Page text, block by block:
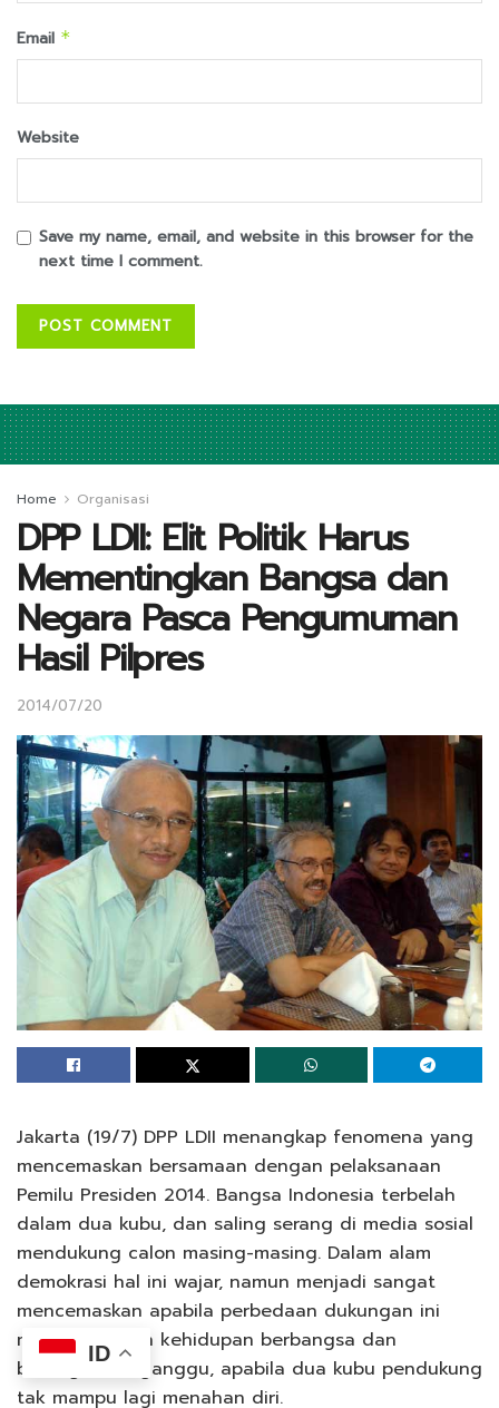
Email *
Website
Save my name, email, and website in this browser for the
next time I comment.
Home Organisasi
DPP LDII: Elit Politik Harus
Mementingkan Bangsa dan
Negara Pasca Pengumuman
Hasil Pilpres
2014/07/20
Jakarta (19/7) DPP LDII menangkap fenomena yang
mencemaskan bersamaan dengan pelaksanaan
Pemilu Presiden 2014. Bangsa Indonesia terbelah
dalam dua kubu, dan saling serang di media sosial
mendukung calon masing-masing. Dalam alam
demokrasi hal ini wajar, namun menjadi sangat
mencemaskan apabila perbedaan dukungan ini
mengakibatkan kehidupan berbangsa dan
bernegara terganggu, apabila dua kubu pendukung
tak mampu lagi menahan diri.
ID